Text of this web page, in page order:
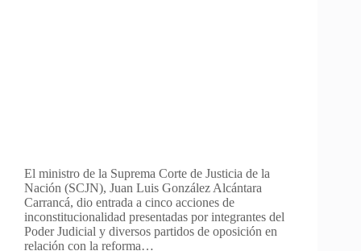
El ministro de la Suprema Corte de Justicia de la
Nación (SCJN), Juan Luis González Alcántara
Carrancá, dio entrada a cinco acciones de
inconstitucionalidad presentadas por integrantes del
Poder Judicial y diversos partidos de oposición en
relación con la reforma…